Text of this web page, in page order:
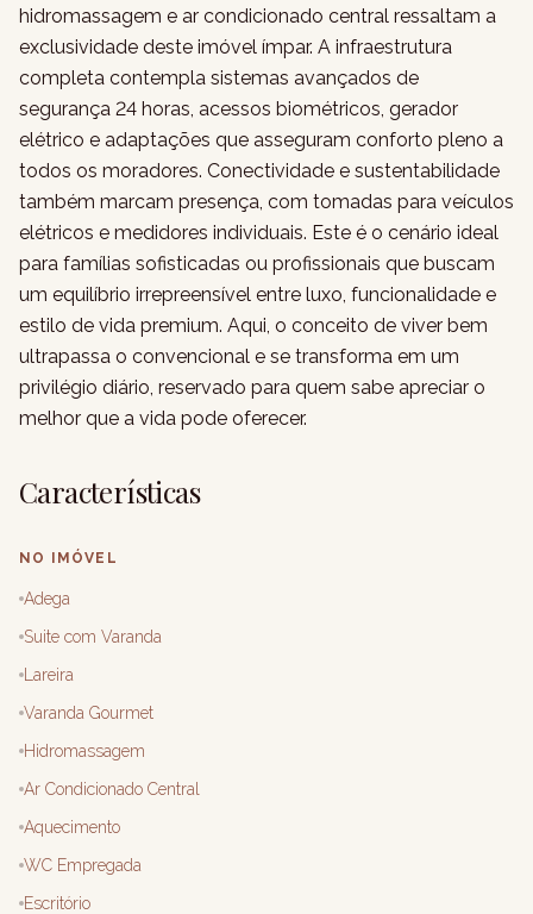
hidromassagem e ar condicionado central ressaltam a
exclusividade deste imóvel ímpar. A infraestrutura
completa contempla sistemas avançados de
segurança 24 horas, acessos biométricos, gerador
elétrico e adaptações que asseguram conforto pleno a
todos os moradores. Conectividade e sustentabilidade
também marcam presença, com tomadas para veículos
elétricos e medidores individuais. Este é o cenário ideal
para famílias sofisticadas ou profissionais que buscam
um equilíbrio irrepreensível entre luxo, funcionalidade e
estilo de vida premium. Aqui, o conceito de viver bem
ultrapassa o convencional e se transforma em um
privilégio diário, reservado para quem sabe apreciar o
melhor que a vida pode oferecer.
Características
NO IMÓVEL
Adega
Suite com Varanda
Lareira
Varanda Gourmet
Hidromassagem
Ar Condicionado Central
Aquecimento
WC Empregada
Escritório